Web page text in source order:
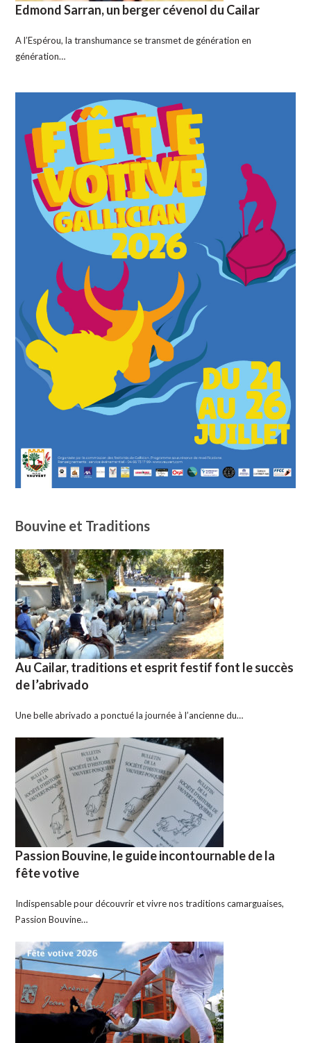
Edmond Sarran, un berger cévenol du Cailar
A l’Espérou, la transhumance se transmet de génération en
génération…
Bouvine et Traditions
Au Cailar, traditions et esprit festif font le succès
de l’abrivado
Une belle abrivado a ponctué la journée à l’ancienne du…
Passion Bouvine, le guide incontournable de la
fête votive
Indispensable pour découvrir et vivre nos traditions camarguaises,
Passion Bouvine…